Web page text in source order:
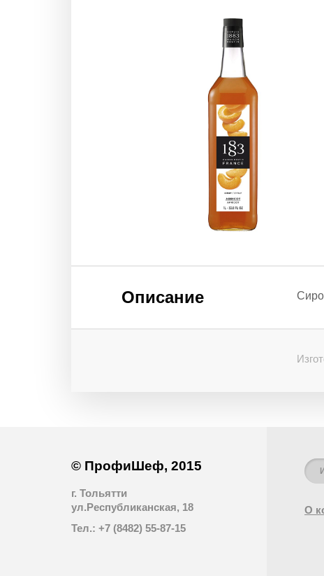
Описание
© ПрофиШеф, 2015
г. Тольятти
ул.Республиканская, 18
Тел.: +7 (8482) 55-87-15
О